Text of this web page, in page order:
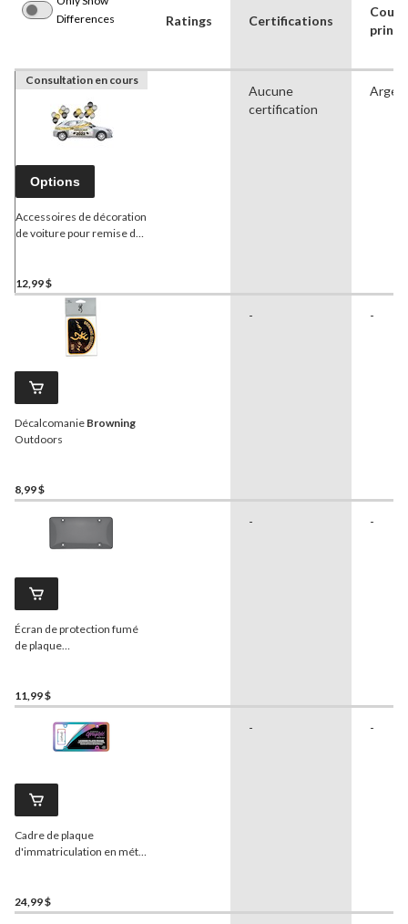
Differences
Ratings Certifications
Consultation en cours
Options
Accessoires de décoration
de voiture pour remise des
12,99 $
Aucune
certification
Décalcomanie Browning
Outdoors
8,99 $
- -
Écran de protection fumé
de plaque
d'exposition seulement
11,99 $
- -
Cadre de plaque
d'immatriculation en métal
24,99 $
- -